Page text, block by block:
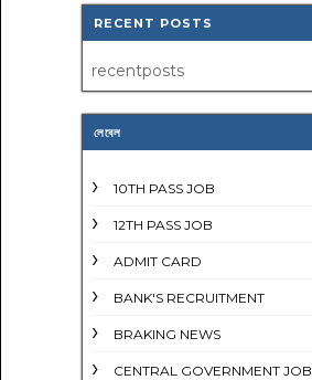
RECENT POSTS
recentposts
লেবেল
10TH PASS JOB
12TH PASS JOB
ADMIT CARD
BANK'S RECRUITMENT
BRAKING NEWS
CENTRAL GOVERNMENT JOB